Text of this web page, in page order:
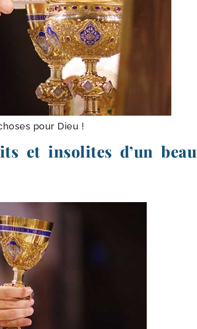
pour Dieu !
et insolites d’un beau